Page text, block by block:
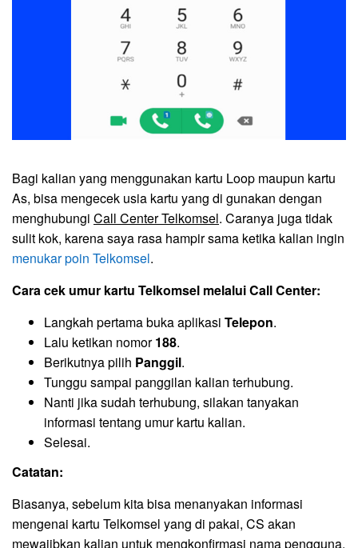
Bagi kalian yang menggunakan kartu Loop maupun kartu
As, bisa mengecek usia kartu yang di gunakan dengan
menghubungi Call Center Telkomsel. Caranya juga tidak
sulit kok, karena saya rasa hampir sama ketika kalian ingin
menukar poin Telkomsel.
Cara cek umur kartu Telkomsel melalui Call Center:
Langkah pertama buka aplikasi Telepon.
Lalu ketikan nomor188.
Berikutnya pilih Panggil.
Tunggu sampai panggilan kalian terhubung.
Nanti jika sudah terhubung, silakan tanyakan
informasi tentang umur kartu kalian.
Selesai.
Catatan:
Biasanya, sebelum kita bisa menanyakan informasi
mengenai kartu Telkomsel yang di pakai, CS akan
mewajibkan kalian untuk mengkonfirmasi nama pengguna.